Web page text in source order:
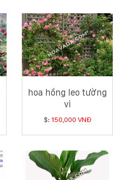
hoa hồng leo tường
vi
$: 150,000 VNĐ